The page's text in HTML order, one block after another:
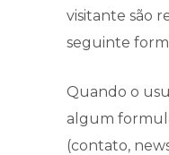
visitante são
seguinte
Quando o
algum
(contato,